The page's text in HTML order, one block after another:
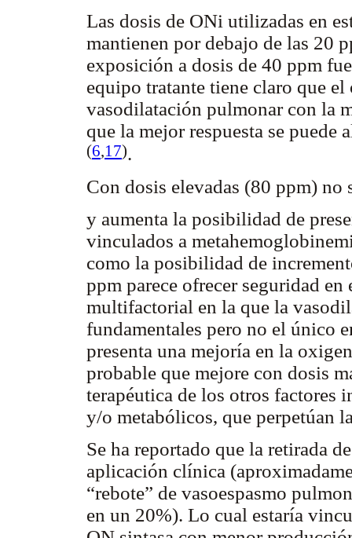
Las dosis de ONi utilizadas en
mantienen por debajo de las 20
exposición a dosis de 40 ppm
equipo tratante tiene claro que
vasodilatación pulmonar con la
que la mejor respuesta se puede
(6,17).
Con dosis elevadas (80 ppm)
y aumenta la posibilidad de
vinculados a
como la posibilidad de
ppm parece ofrecer seguridad
multifactorial en la que la
fundamentales pero no el único
presenta una mejoría en la
probable que mejore con dosis
terapéutica de los otros factores
y/o metabólicos, que perpetúan
Se ha reportado que la retirada
aplicación clínica
“rebote” de vasoespasmo
en un 20%). Lo cual estaría